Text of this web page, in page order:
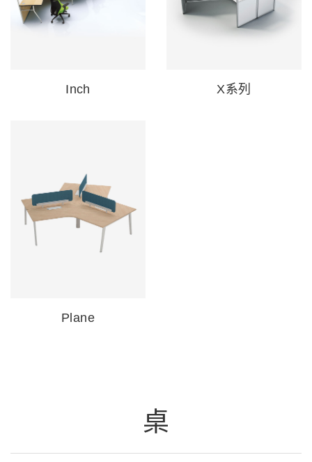
Inch X系列
Plane
桌